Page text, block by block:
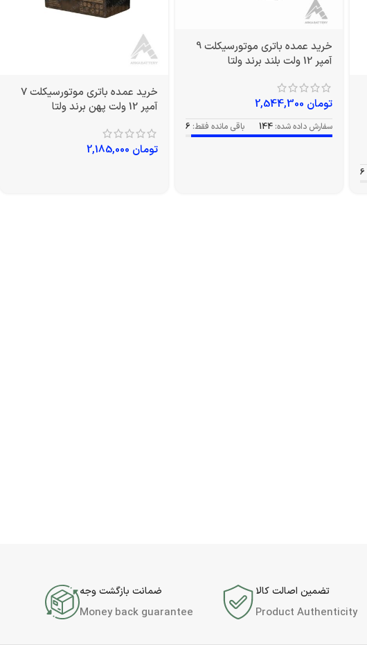
6
خرید عمده باتری موتورسیکلت 9
آمپر 12 ولت بلند برند ولتا
تومان
سفارش داده شده: 144 باقی مانده فقط: 6
خرید عمده باتری موتورسیکلت 7
آمپر 12 ولت پهن برند ولتا
تومان
تضمین اصالت کالا
Product Authenticity
ضمانت بازگشت وجه
Money back guarantee